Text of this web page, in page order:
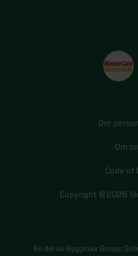
Om
Om
Code of
Copyright © 2026
En del av Byggmax Group: